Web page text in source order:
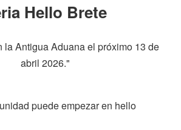
Hello Brete
la Antigua Aduana el próximo 13 de
abril 2026."
puede empezar en hello